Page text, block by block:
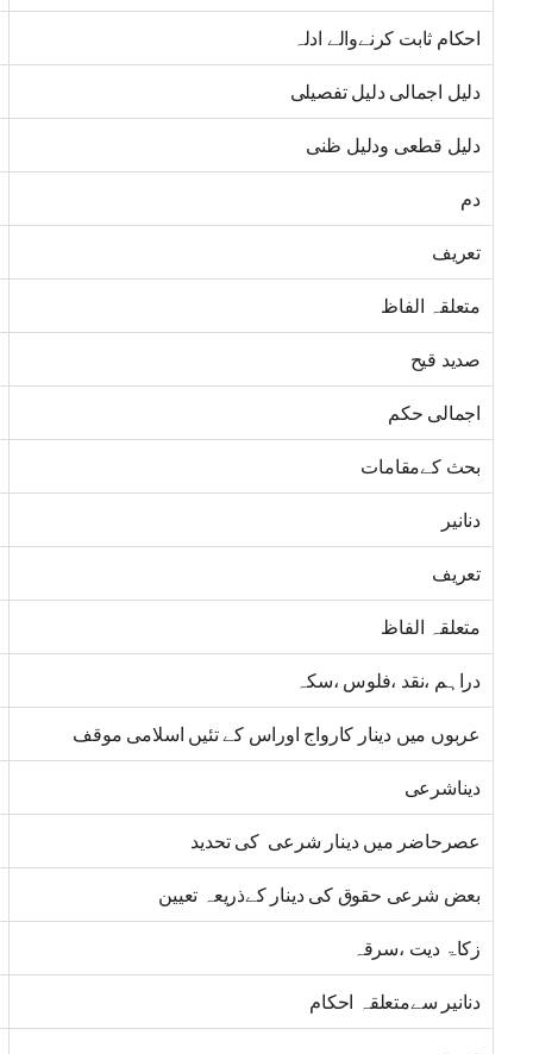
احکام ثابت کرنےوالے ادلہ
دلیل اجمالی دلیل تفصیلی
دلیل قطعی ودلیل ظنی
دم
تعریف
متعلقہ الفاظ
صدید قیح
اجمالی حکم
بحث کےمقامات
دنانیر
تعریف
متعلقہ الفاظ
دراہم ،نقد ،فلوس ،سکہ
عربوں میں دینار کارواج اوراس کے تئیں اسلامی موقف
دیناشرعی
عصرحاضر میں دینار شرعی کی تحدید
بعض شرعی حقوق کی دینار کےذریعہ تعیین
زکاۃ دیت ،سرقہ
دنانیر سےمتعلقہ احکام